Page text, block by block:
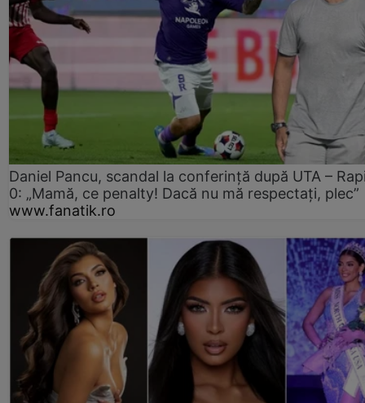
Daniel Pancu, scandal la conferință după UTA –
0: „Mamă, ce penalty! Dacă nu mă respectați, plec”
www.fanatik.ro